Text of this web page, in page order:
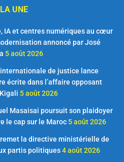
UNE
IA et centres numériques au cœur
annoncé par José
5 août 2026
internationale de justice lance
écrite dans l’affaire opposant
5 août 2026
Masaisai poursuit son plaidoyer
le cap sur le Maroc 5 août 2026
la directive ministérielle de
partis politiques 4 août 2026